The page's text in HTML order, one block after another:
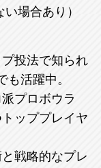
場合あり）
投法で知られ
活躍中。
プロボウラ
ッププレイヤ
戦略的なプレ